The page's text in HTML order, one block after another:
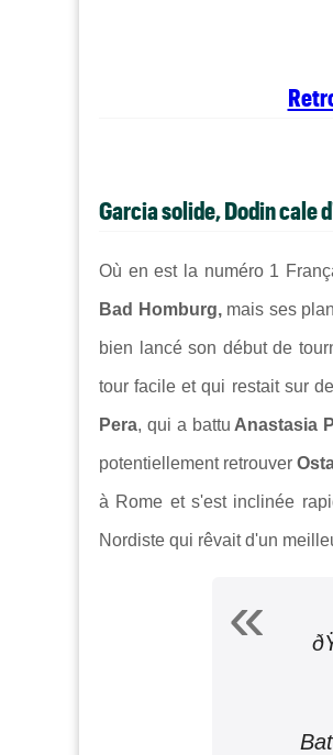
Garcia solide, Dodin cale
Où en est la numéro 1
Bad Homburg, mais ses
bien lancé son début de
tour facile et qui restait sur
Pera, qui a battu Anastasia
potentiellement retrouver
à Rome et s'est inclinée
Nordiste qui rêvait d'un